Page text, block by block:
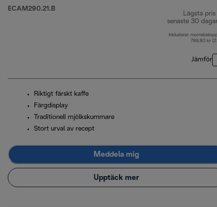
ECAM290.21.B
Lägsta pris
senaste 30
Inkluderat
799,80 kr
Jämför
Riktigt färskt kaffe
Färgdisplay
Traditionell mjölkskummare
Stort urval av recept
Meddela mig
Upptäck mer